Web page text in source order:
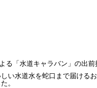
「水道キャラバン」の出前
水道水を蛇口まで届ける
。